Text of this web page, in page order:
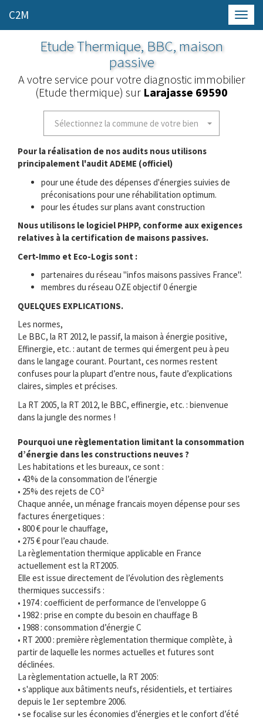
C2M
Etude Thermique, BBC, maison
passive
A votre service pour votre diagnostic immobilier
(Etude thermique) sur Larajasse 69590
Sélectionnez la commune de votre bien
Pour la réalisation de nos audits nous utilisons
principalement l'audit ADEME (officiel)
pour une étude des dépenses d'énergies suivies de
préconisations pour une réhabilitation optimum.
pour les études sur plans avant construction
Nous utilisons le logiciel PHPP, conforme aux exigences
relatives à la certification de maisons passives.
Cert-Immo et Eco-Logis sont :
partenaires du réseau "infos maisons passives France".
membres du réseau OZE objectif 0 énergie
QUELQUES EXPLICATIONS.
Les normes,
Le BBC, la RT 2012, le passif, la maison à énergie positive,
Effinergie, etc. : autant de termes qui émergent peu à peu
dans le langage courant. Pourtant, ces normes restent
confuses pour la plupart d’entre nous, faute d’explications
claires, simples et précises.
La RT 2005, la RT 2012, le BBC, effinergie, etc. : bienvenue
dans la jungle des normes !
Pourquoi une règlementation limitant la consommation
d’énergie dans les constructions neuves ?
Les habitations et les bureaux, ce sont :
• 43% de la consommation de l’énergie
• 25% des rejets de CO²
Chaque année, un ménage francais moyen dépense pour ses
factures énergetiques :
• 800 € pour le chauffage,
• 275 € pour l’eau chaude.
La règlementation thermique applicable en France
actuellement est la RT2005.
Elle est issue directement de l’évolution des règlements
thermiques successifs :
• 1974 : coefficient de performance de l’enveloppe G
• 1982 : prise en compte du besoin en chauffage B
• 1988 : consommation d’énergie C
• RT 2000 : première règlementation thermique complète, à
partir de laquelle les normes actuelles et futures sont
déclinées.
La règlementation actuelle, la RT 2005:
• s'applique aux bâtiments neufs, résidentiels, et tertiaires
depuis le 1er septembre 2006.
• se focalise sur les économies d’énergies et le confort d’été